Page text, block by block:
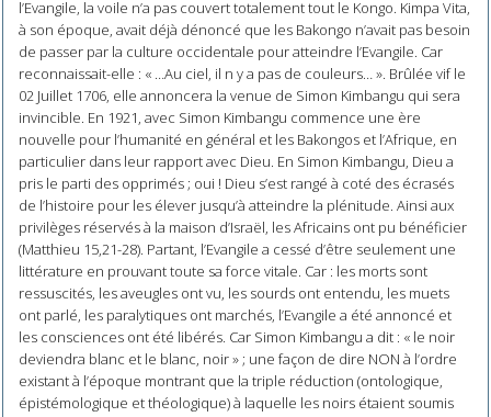
l’Evangile, la voile n’a pas couvert totalement tout le Kongo. Kimpa Vita,
à son époque, avait déjà dénoncé que les Bakongo n’avait pas besoin
de passer par la culture occidentale pour atteindre l’Evangile. Car
reconnaissait-elle : « …Au ciel, il n y a pas de couleurs… ». Brûlée vif le
02 Juillet 1706, elle annoncera la venue de Simon Kimbangu qui sera
invincible. En 1921, avec Simon Kimbangu commence une ère
nouvelle pour l’humanité en général et les Bakongos et l’Afrique, en
particulier dans leur rapport avec Dieu. En Simon Kimbangu, Dieu a
pris le parti des opprimés ; oui ! Dieu s’est rangé à coté des écrasés
de l’histoire pour les élever jusqu’à atteindre la plénitude. Ainsi aux
privilèges réservés à la maison d’Israël, les Africains ont pu bénéficier
(Matthieu 15,21-28). Partant, l’Evangile a cessé d’être seulement une
littérature en prouvant toute sa force vitale. Car : les morts sont
ressuscités, les aveugles ont vu, les sourds ont entendu, les muets
ont parlé, les paralytiques ont marchés, l’Evangile a été annoncé et
les consciences ont été libérés. Car Simon Kimbangu a dit : « le noir
deviendra blanc et le blanc, noir » ; une façon de dire NON à l’ordre
existant à l’époque montrant que la triple réduction (ontologique,
épistémologique et théologique) à laquelle les noirs étaient soumis